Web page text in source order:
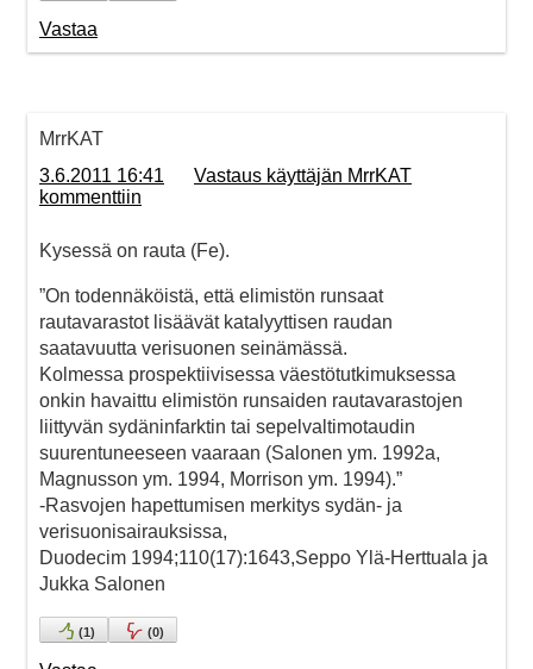
Vastaa
MrrKAT
3.6.2011 16:41
Vastaus käyttäjän MrrKAT
kommenttiin
Kysessä on rauta (Fe).
”On todennäköistä, että elimistön runsaat
rautavarastot lisäävät katalyyttisen raudan
saatavuutta verisuonen seinämässä.
Kolmessa prospektiivisessa väestötutkimuksessa
onkin havaittu elimistön runsaiden rautavarastojen
liittyvän sydäninfarktin tai sepelvaltimotaudin
suurentuneeseen vaaraan (Salonen ym. 1992a,
Magnusson ym. 1994, Morrison ym. 1994).”
-Rasvojen hapettumisen merkitys sydän- ja
verisuonisairauksissa,
Duodecim 1994;110(17):1643,Seppo Ylä-Herttuala ja
Jukka Salonen
(1) (0)